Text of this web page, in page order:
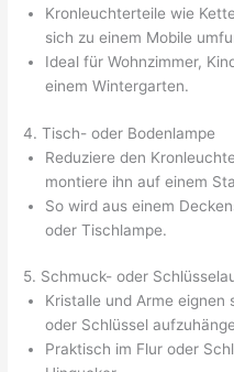
Kronleuchterteile wie
sich zu einem Mobile
Ideal für Wohnzimmer,
einem Wintergarten.
4. Tisch- oder Bodenlampe
Reduziere den
montiere ihn auf einem
So wird aus einem
oder Tischlampe.
5. Schmuck- oder
Kristalle und Arme eignen
oder Schlüssel
Praktisch im Flur oder